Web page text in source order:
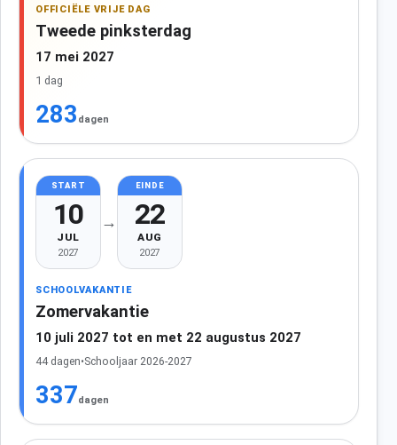
OFFICIËLE VRIJE DAG
Tweede pinksterdag
17 mei 2027
1 dag
283 dagen
START
10
JUL
2027
→
EINDE
22
AUG
2027
SCHOOLVAKANTIE
Zomervakantie
10 juli 2027 tot en met 22 augustus 2027
44 dagen•Schooljaar 2026-2027
337dagen